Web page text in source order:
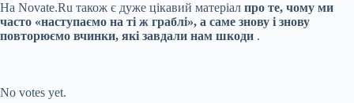
На Novate.Ru також є дуже цікавий матеріал про те, чому ми
часто «наступаємо на ті ж граблі», а саме знову і знову
повторюємо вчинки, які завдали нам шкоди .
No votes yet.